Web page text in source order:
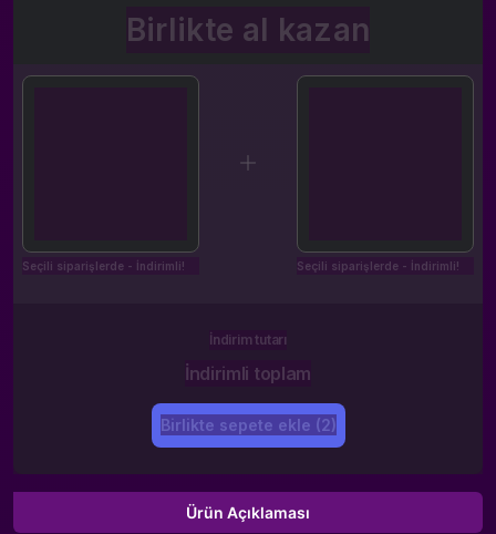
Birlikte al kazan
Seçili siparişlerde - İndirimli! Seçili siparişlerde - İndirimli!
İndirim tutarı
İndirimli toplam
Birlikte sepete ekle (2)
Ürün Açıklaması